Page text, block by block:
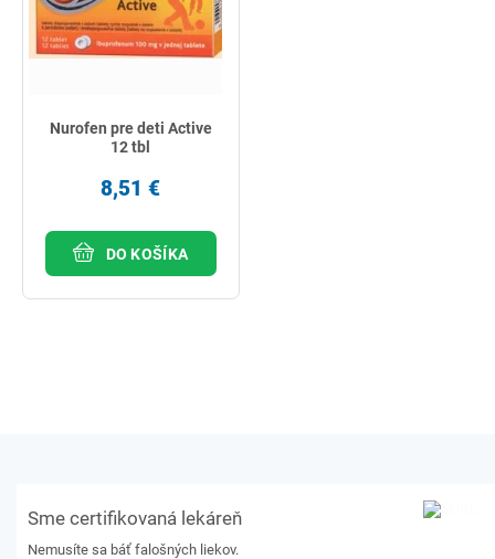
Nurofen pre deti Active
12 tbl
8,51 €
DO KOŠÍKA
Sme certifikovaná lekáreň
Nemusíte sa báť falošných liekov.